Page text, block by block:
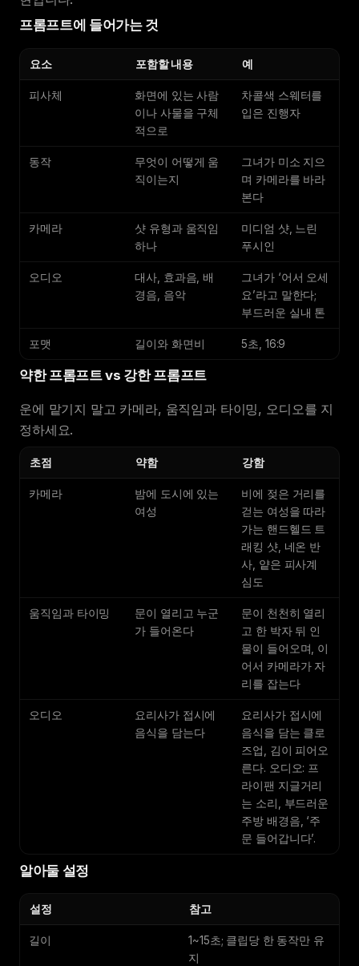
프롬프트에 들어가는 것
요소 포함할 내용 예
피사체
화면에 있는 사람
이나 사물을 구체
적으로
차콜색 스웨터를
입은 진행자
동작
무엇이 어떻게 움
직이는지
그녀가 미소 지으
며 카메라를 바라
본다
카메라
샷 유형과 움직임
하나
미디엄 샷, 느린
푸시인
오디오
대사, 효과음, 배
경음, 음악
그녀가 ‘어서 오세
요’라고 말한다;
부드러운 실내 톤
포맷 길이와 화면비 5초, 16:9
약한 프롬프트 vs 강한 프롬프트
운에 맡기지 말고 카메라, 움직임과 타이밍, 오디오를 지
정하세요.
초점 약함 강함
카메라
밤에 도시에 있는
여성
비에 젖은 거리를
걷는 여성을 따라
가는 핸드헬드 트
래킹 샷, 네온 반
사, 얕은 피사계
심도
움직임과 타이밍
문이 열리고 누군
가 들어온다
문이 천천히 열리
고 한 박자 뒤 인
물이 들어오며, 이
어서 카메라가 자
리를 잡는다
오디오
요리사가 접시에
음식을 담는다
요리사가 접시에
음식을 담는 클로
즈업, 김이 피어오
른다. 오디오: 프
라이팬 지글거리
는 소리, 부드러운
주방 배경음, ‘주
문 들어갑니다’.
알아둘 설정
설정 참고
길이
1~15초; 클립당 한 동작만 유
지